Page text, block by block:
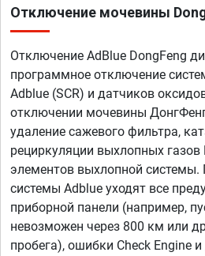
Отключение мочевины
Отключение AdBlue DongFeng
программное отключение
Adblue (SCR) и датчиков
отключении мочевины ДонгФенг
удаление сажевого фильтра,
рециркуляции выхлопных газов
элементов выхлопной системы.
системы Adblue уходят все
приборной панели (например,
невозможен через 800 км или
пробега), ошибки Check Engine